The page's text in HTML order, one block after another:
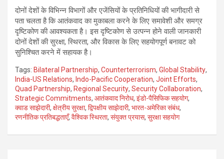
दोनों देशों के विभिन्न विभागों और एजेंसियों के प्रतिनिधियों की भागीदारी से
पता चलता है कि आतंकवाद का मुकाबला करने के लिए समावेशी और समग्र
दृष्टिकोण की आवश्यकता है। इस दृष्टिकोण से उत्पन्न होने वाली जानकारी
दोनों देशों की सुरक्षा, स्थिरता, और विकास के लिए सहयोगपूर्ण बनावट को
सुनिश्चित करने में सहायक है।
Tags: Bilateral Partnership, Counterterrorism, Global Stability,
India-US Relations, Indo-Pacific Cooperation, Joint Efforts,
Quad Partnership, Regional Security, Security Collaboration,
Strategic Commitments, आतंकवाद निरोध, इंडो-पैसिफिक सहयोग,
क्वाड साझेदारी, क्षेत्रीय सुरक्षा, द्विपक्षीय साझेदारी, भारत-अमेरिका संबंध,
रणनीतिक प्रतिबद्धताएँ, वैश्विक स्थिरता, संयुक्त प्रयास, सुरक्षा सहयोग